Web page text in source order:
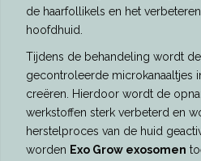
de haarfollikels en het
hoofdhuid.
Tijdens de behandeling wordt de
gecontroleerde microkanaaltjes
creëren. Hierdoor wordt de
werkstoffen sterk verbeterd en
herstelproces van de huid
worden Exo Grow exosomen